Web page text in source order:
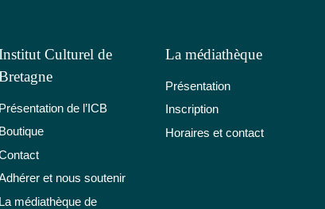
Culturel de
Présentation de l’ICB
Boutique
et nous soutenir
La médiathèque de
La médiathèque
Présentation
Inscription
Horaires et contact